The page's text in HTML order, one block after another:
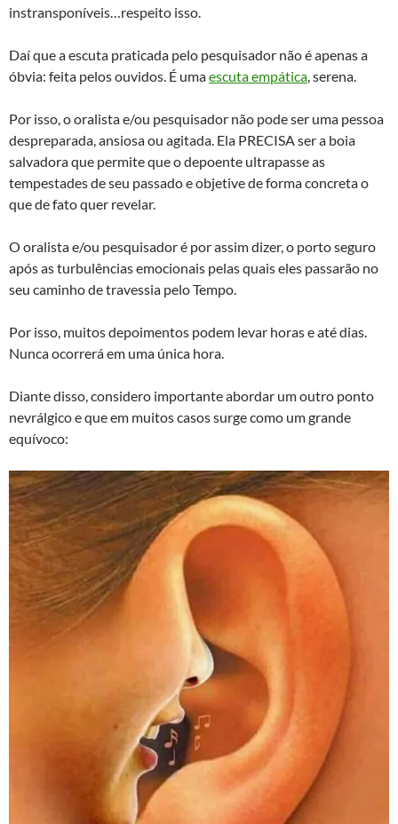
instransponíveis…respeito isso.
Daí que a escuta praticada pelo pesquisador não é apenas a
óbvia: feita pelos ouvidos. É umaescuta empática, serena.
Por isso, o oralista e/ou pesquisador não pode ser uma pessoa
despreparada, ansiosa ou agitada. Ela PRECISA ser a boia
salvadora que permite que o depoente ultrapasse as
tempestades de seu passado e objetive de forma concreta o
que de fato quer revelar.
O oralista e/ou pesquisador é por assim dizer, o porto seguro
após as turbulências emocionais pelas quais eles passarão no
seu caminho de travessia pelo Tempo.
Por isso, muitos depoimentos podem levar horas e até dias.
Nunca ocorrerá em uma única hora.
Diante disso, considero importante abordar um outro ponto
nevrálgico e que em muitos casos surge como um grande
equívoco: